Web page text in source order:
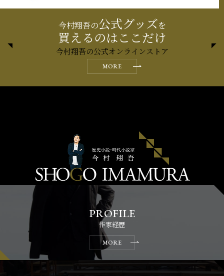
今村翔吾の公式グッズを
買えるのはここだけ
今村翔吾の公式オンラインストア
MORE
作家経歴
MORE